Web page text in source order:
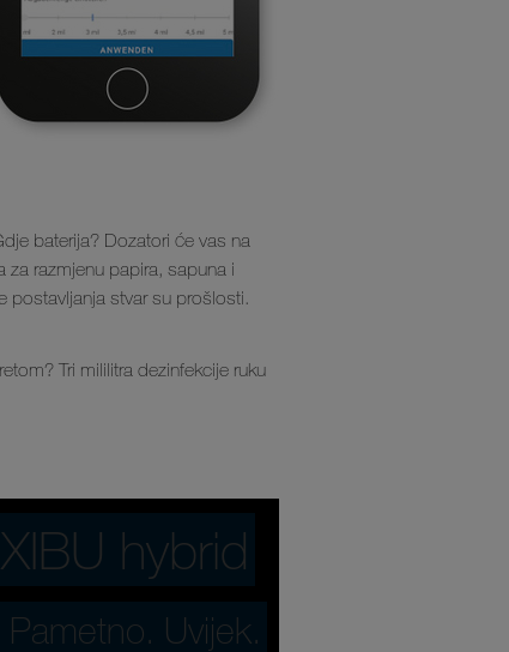
baterija? Dozatori će vas na
za razmjenu papira, sapuna i
postavljanja stvar su prošlosti.
Tri mililitra dezinfekcije ruku
XIBU hybrid
Uvijek.